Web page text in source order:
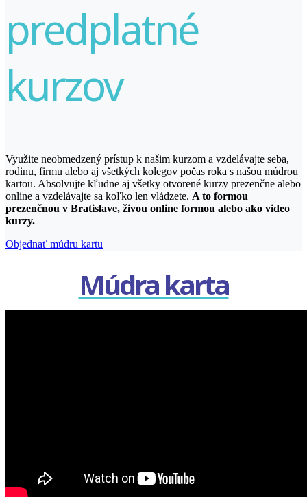
predplatné
kurzov
Využite neobmedzený prístup k našim kurzom a vzdelávajte seba,
rodinu, firmu alebo aj všetkých kolegov počas roka s našou múdrou
kartou. Absolvujte kľudne aj všetky otvorené kurzy prezenčne alebo
online a vzdelávajte sa koľko len vládzete. A to formou
prezenčnou v Bratislave, živou online formou alebo ako video
kurzy.
Objednať múdru kartu
Múdra karta